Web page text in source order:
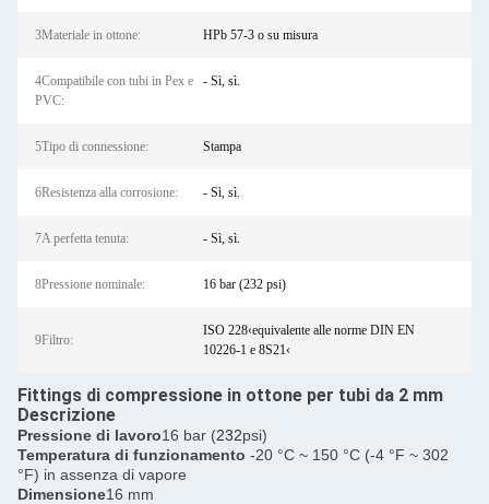
3Materiale in ottone: HPb 57-3 o su misura
4Compatibile con tubi in Pex e
PVC:
- Sì, sì.
5Tipo di connessione: Stampa
6Resistenza alla corrosione: - Sì, sì.
7A perfetta tenuta: - Sì, sì.
8Pressione nominale: 16 bar (232 psi)
9Filtro:
ISO 228‹equivalente alle norme DIN EN
10226-1 e 8S21‹
Fittings di compressione in ottone per tubi da 2 mm
Descrizione
Pressione di lavoro16 bar (232psi)
Temperatura di funzionamento -20 °C ~ 150 °C (-4 °F ~ 302
°F) in assenza di vapore
Dimensione16 mm